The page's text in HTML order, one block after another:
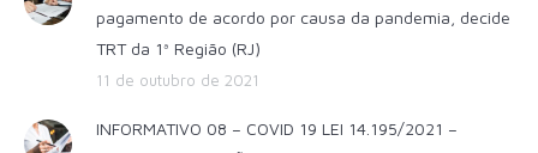
pagamento de acordo por causa da pandemia, decide
TRT da 1ª Região (RJ)
11 de outubro de 2021
INFORMATIVO 08 – COVID 19 LEI 14.195/2021 –